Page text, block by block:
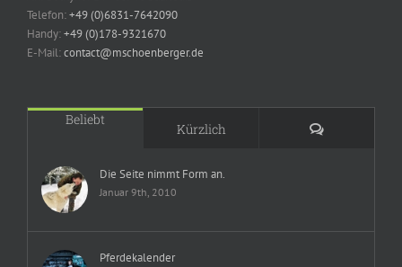
Telefon:+49 (0)6831-7642090
Handy:+49 (0)178-9321670
E-Mail:contact@mschoenberger.de
Beliebt
Kürzlich Kommentare
Die Seite nimmt Form an.
Januar 9th, 2010
Pferdekalender